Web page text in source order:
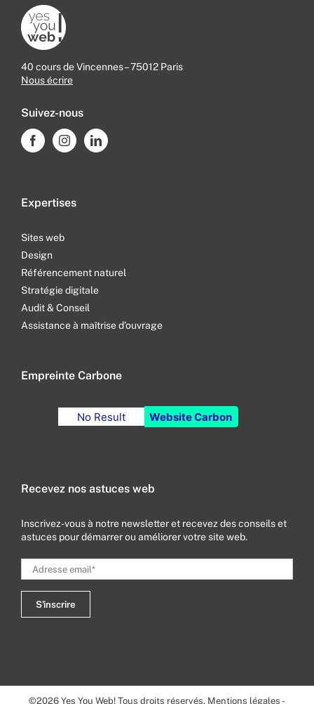
40 cours de Vincennes – 75012 Paris
Nous écrire
Suivez-nous
Expertises
Sites web
Design
Référencement naturel
Stratégie digitale
Audit & Conseil
Assistance à maîtrise d’ouvrage
Empreinte Carbone
No Result Website Carbon
Recevez nos astuces web
Inscrivez-vous à notre newsletter et recevez des conseils et
astuces pour démarrer ou améliorer votre site web.
©2026 Yes You Web! Tous droits réservés. Mentions légales -